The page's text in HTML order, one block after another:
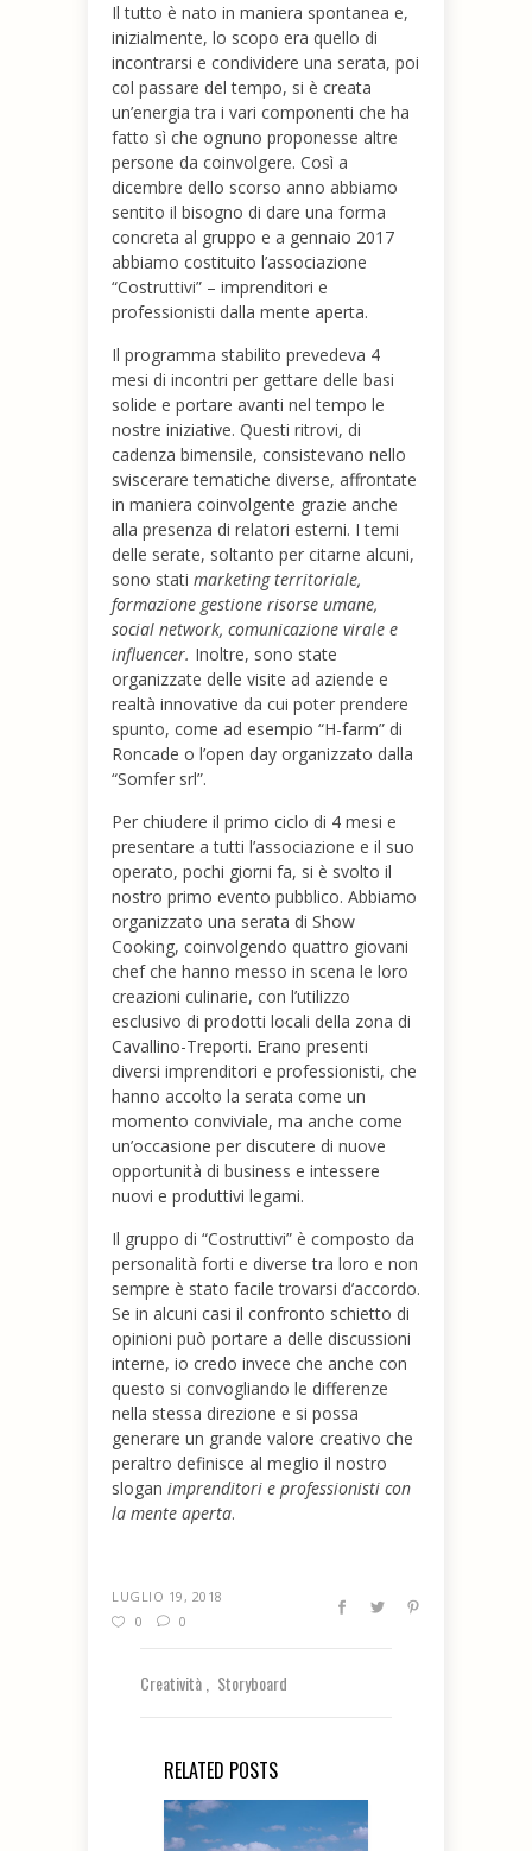
Il tutto è nato in maniera spontanea e,
inizialmente, lo scopo era quello di
incontrarsi e condividere una serata, poi
col passare del tempo, si è creata
un’energia tra i vari componenti che ha
fatto sì che ognuno proponesse altre
persone da coinvolgere. Così a
dicembre dello scorso anno abbiamo
sentito il bisogno di dare una forma
concreta al gruppo e a gennaio 2017
abbiamo costituito l’associazione
“Costruttivi” – imprenditori e
professionisti dalla mente aperta.
Il programma stabilito prevedeva 4
mesi di incontri per gettare delle basi
solide e portare avanti nel tempo le
nostre iniziative. Questi ritrovi, di
cadenza bimensile, consistevano nello
sviscerare tematiche diverse, affrontate
in maniera coinvolgente grazie anche
alla presenza di relatori esterni. I temi
delle serate, soltanto per citarne alcuni,
sono stati marketing territoriale,
formazione gestione risorse umane,
social network, comunicazione virale e
influencer. Inoltre, sono state
organizzate delle visite ad aziende e
realtà innovative da cui poter prendere
spunto, come ad esempio “H-farm” di
Roncade o l’open day organizzato dalla
“Somfer srl”.
Per chiudere il primo ciclo di 4 mesi e
presentare a tutti l’associazione e il suo
operato, pochi giorni fa, si è svolto il
nostro primo evento pubblico. Abbiamo
organizzato una serata di Show
Cooking, coinvolgendo quattro giovani
chef che hanno messo in scena le loro
creazioni culinarie, con l’utilizzo
esclusivo di prodotti locali della zona di
Cavallino-Treporti. Erano presenti
diversi imprenditori e professionisti, che
hanno accolto la serata come un
momento conviviale, ma anche come
un’occasione per discutere di nuove
opportunità di business e intessere
nuovi e produttivi legami.
Il gruppo di “Costruttivi” è composto da
personalità forti e diverse tra loro e non
sempre è stato facile trovarsi d’accordo.
Se in alcuni casi il confronto schietto di
opinioni può portare a delle discussioni
interne, io credo invece che anche con
questo si convogliando le differenze
nella stessa direzione e si possa
generare un grande valore creativo che
peraltro definisce al meglio il nostro
slogan imprenditori e professionisti con
la mente aperta.
LUGLIO 19, 2018
0
0
Creatività Storyboard
RELATED POSTS